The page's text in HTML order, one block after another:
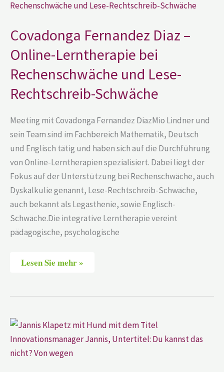
Covadonga Fernandez Diaz –
Online-Lerntherapie bei
Rechenschwäche und Lese-
Rechtschreib-Schwäche
Meeting mit Covadonga Fernandez DiazMio Lindner und
sein Team sind im Fachbereich Mathematik, Deutsch
und Englisch tätig und haben sich auf die Durchführung
von Online-Lerntherapien spezialisiert. Dabei liegt der
Fokus auf der Unterstützung bei Rechenschwäche, auch
Dyskalkulie genannt, Lese-Rechtschreib-Schwäche,
auch bekannt als Legasthenie, sowie Englisch-
Schwäche.Die integrative Lerntherapie vereint
pädagogische, psychologische
Diaz
Lerntherapie
bei
Rechenschwäche
und
Rechtschreib-
Schwäche
Lesen Sie mehr »
Jannis
Klapetz
–
Innovationsmanager
–